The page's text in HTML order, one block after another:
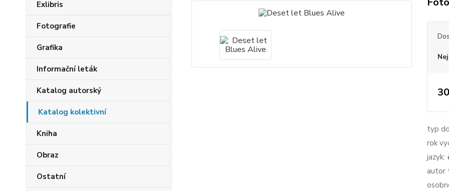
Exlibris
Fotografie
Grafika
Informační leták
Katalog autorský
Katalog kolektivní
Kniha
Obraz
Ostatní
typ
rok
jazyk:
autor